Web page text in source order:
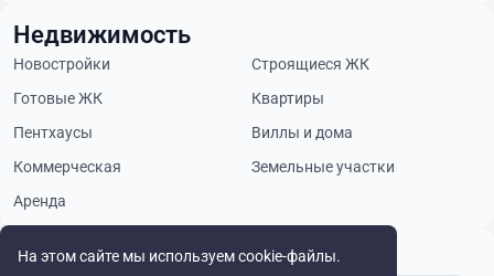
На этом сайте мы используем cookie-файлы.
Будьте в курсе
Недвижимость
Новостройки
Строящиеся ЖК
Готовые ЖК
Квартиры
Пентхаусы
Виллы и дома
Коммерческая
Земельные участки
Аренда